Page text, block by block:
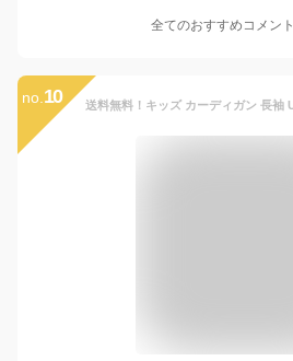
全てのおすすめコメント
no. 10